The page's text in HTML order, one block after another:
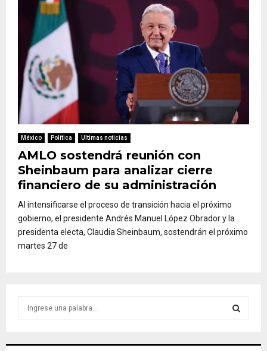
México Política Ultimas noticias
AMLO sostendrá reunión con
Sheinbaum para analizar cierre
financiero de su administración
Al intensificarse el proceso de transición hacia el próximo
gobierno, el presidente Andrés Manuel López Obrador y la
presidenta electa, Claudia Sheinbaum, sostendrán el próximo
martes 27 de